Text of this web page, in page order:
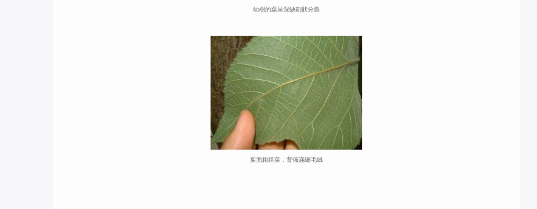
幼樹的葉呈深缺刻狀分裂
葉面粗糙葉，背佈滿細毛絨